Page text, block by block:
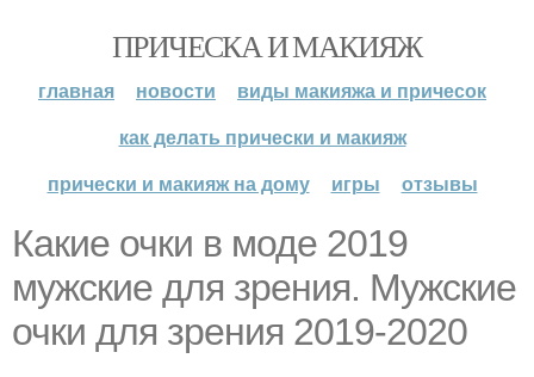
ПРИЧЕСКА И МАКИЯЖ
главная новости
виды макияжа и причесок
как делать прически и макияж
прически и макияж на дому
игры отзывы
Какие очки в моде 2019
мужские для зрения. Мужские
очки для зрения 2019-2020